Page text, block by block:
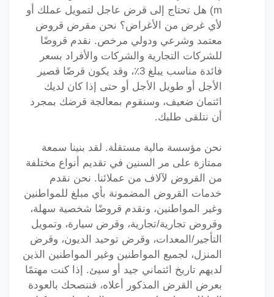
m) هل تحتاج إلى قرض عاجل لتمويل عملك أو
لأي غرض من الأغراض؟ نحن مقرض قروض
معتمد وشرعي ودولي مرخص. نقدم قروضًا
للشركات التجارية والشركات والأفراد بسعر
فائدة مناسب يبلغ 3٪، وقد يكون قرضًا قصير
الأجل أو طويل الأجل أو حتى إذا كان لديك
ائتمان ضعيف، وسنقوم بمعالجة قرضك بمجرد
أن نتلقى طلبك.
نحن مؤسسة مالية مستقلة. لقد بنينا سمعة
ممتازة على مر السنين في تقديم أنواع مختلفة
من القروض لآلاف من عملائنا. نحن نقدم
خدمات القروض المضمونة بأي مبلغ للمواطنين
وغير المواطنين، ونقدم قروضًا شخصية سهلة،
وقروض تجارية/تجارية، وقرض سيارة، وتمويل
التأجير/المعدات، وقرض توحيد الديون، وقرض
المنزل، لجميع المواطنين وغير المواطنين الذين
لديهم تاريخ ائتماني جيد أو سيئ. إذا كنت مهتمًا
بعرض القرض المذكور أعلاه، فننصحك بالعودة